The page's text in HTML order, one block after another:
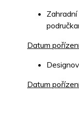
Datum
Datum